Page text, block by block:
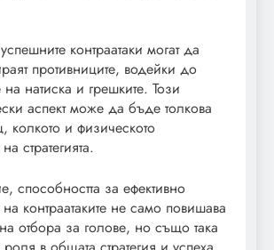
контраатаки могат да
противниците, водейки до
натиска и грешките. Този
аспект може да бъде толкова
колкото и физическото
стратегията.
способността за ефективно
контраатаките не само повишава
отбора за голове, но също така